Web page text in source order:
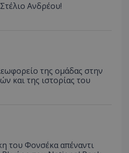
Ανδρέου!
της ομάδας στην
και της ιστορίας του
του Φονσέκα απέναντι